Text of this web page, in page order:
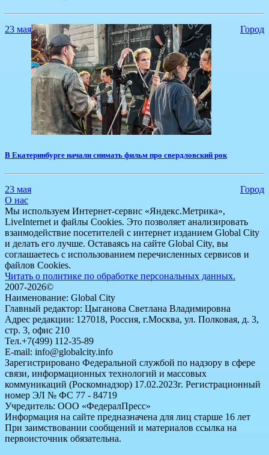
23 мая Город
В Екатеринбурге начали снимать фильм про свердловский рок
23 мая
Город
О нас
Мы используем Интернет-сервис «Яндекс.Метрика»,
LiveInternet и файлы Cookies. Это позволяет анализировать
взаимодействие посетителей с интернет изданием Global City
и делать его лучше. Оставаясь на сайте Global City, вы
соглашаетесь с использованием перечисленных сервисов и
файлов Cookies.
Читать о политике по обработке персональных данных.
2007-2026©
Наименование: Global City
Главный редактор: Цыганова Светлана Владимировна
Адрес редакции: 127018, Россия, г.Москва, ул. Полковая, д. 3,
стр. 3, офис 210
Тел.+7(499) 112-35-89
E-mail: info@globalcity.info
Зарегистрировано Федеральной службой по надзору в сфере
связи, информационных технологий и массовых
коммуникаций (Роскомнадзор) 17.02.2023г. Регистрационный
номер ЭЛ № ФС 77 - 84719
Учредитель: ООО «ФедералПресс»
Информация на сайте предназначена для лиц старше 16 лет
При заимствовании сообщений и материалов ссылка на
первоисточник обязательна.